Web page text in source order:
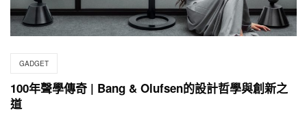
GADGET
100年聲學傳奇 | Bang & Olufsen的設計哲學與創新之
道